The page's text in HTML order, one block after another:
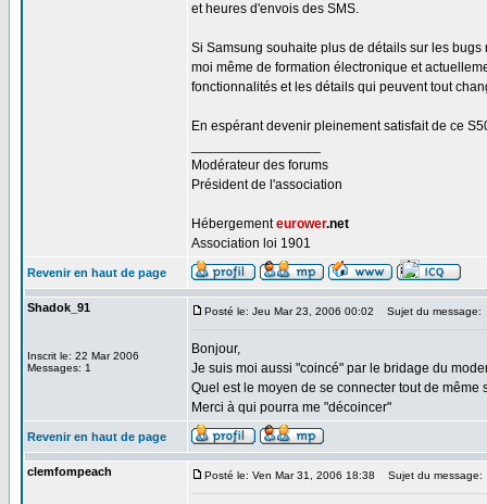
et heures d'envois des SMS.
Si Samsung souhaite plus de détails sur les
moi même de formation électronique et
fonctionnalités et les détails qui peuvent tout
En espérant devenir pleinement satisfait de ce
Modérateur des forums
Président de l'association
Hébergementeurower.net
Association loi 1901
Revenir en haut de page
Shadok_91
Inscrit le: 22 Mar 2006
Messages: 1
Posté le: Jeu Mar 23, 2006 00:02 Sujet du message:
Bonjour,
Je suis moi aussi "coincé" par le bridage du
Quel est le moyen de se connecter tout de même
Merci à qui pourra me "décoincer"
Revenir en haut de page
clemfompeach Posté le: Ven Mar 31, 2006 18:38 Sujet du message: